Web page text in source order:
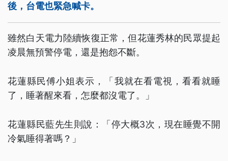
後，台電也緊急喊卡。
雖然白天電力陸續恢復正常，但花蓮秀林的民眾提起
凌晨無預警停電，還是抱怨不斷。
花蓮縣民傅小姐表示，「我就在看電視，看看就睡
了，睡著醒來看，怎麼都沒電了。」
花蓮縣民藍先生則說：「停大概3次，現在睡覺不開
冷氣睡得著嗎？」